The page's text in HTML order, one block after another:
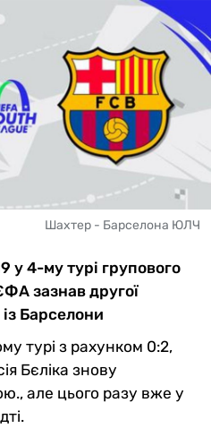
Шахтер - Барселона ЮЛЧ
у 4-му турі групового
зазнав другої
із Барселони
турі з рахунком 0:2,
Бєліка знову
але цього разу вже у